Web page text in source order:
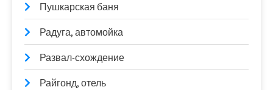
Пушкарская баня
Радуга, автомойка
Развал-схождение
Райгонд, отель